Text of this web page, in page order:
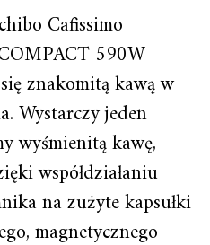
Cafissimo
590W
znakomitą kawą w
Wystarczy jeden
wyśmienitą kawę,
współdziałaniu
na zużyte kapsułki
magnetycznego